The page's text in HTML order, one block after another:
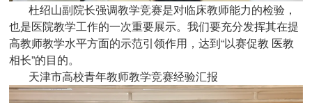
杜绍山副院长强调教学竞赛是对临床教师能力的检验，
也是医院教学工作的一次重要展示。我们要充分发挥其在提
高教师教学水平方面的示范引领作用，达到“以赛促教 医教
相长”的目的。
天津市高校青年教师教学竞赛经验汇报